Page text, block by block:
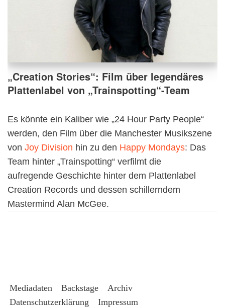
„Creation Stories“: Film über legendäres
Plattenlabel von „Trainspotting“-Team
Es könnte ein Kaliber wie „24 Hour Party People“
werden, den Film über die Manchester Musikszene
von Joy Division hin zu den Happy Mondays: Das
Team hinter „Trainspotting“ verfilmt die
aufregende Geschichte hinter dem Plattenlabel
Creation Records und dessen schillerndem
Mastermind Alan McGee.
Mediadaten Backstage
Archiv
Datenschutzerklärung
Impressum